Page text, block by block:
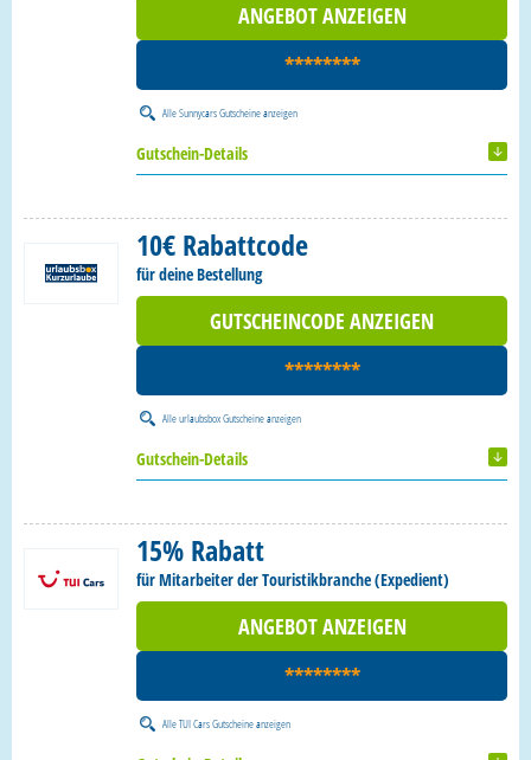
ANGEBOT ANZEIGEN
********
AlleSunnycars Gutscheineanzeigen
Gutschein-Details
10€ Rabattcode
für deine Bestellung
GUTSCHEINCODE ANZEIGEN
********
Alleurlaubsbox Gutscheineanzeigen
Gutschein-Details
15% Rabatt
für Mitarbeiter der Touristikbranche (Expedient)
ANGEBOT ANZEIGEN
********
AlleTUI Cars Gutscheineanzeigen